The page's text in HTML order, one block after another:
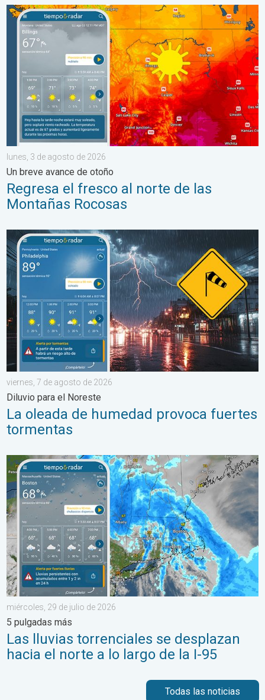
Regresa el fresco al norte de las Montañas Rocosas. Un
lunes, 3 de agosto de 2026
Un breve avance de otoño
Regresa el fresco al norte de las
Montañas Rocosas
La oleada de humedad provoca fuertes tormentas. Diluvio
viernes, 7 de agosto de 2026
Diluvio para el Noreste
La oleada de humedad provoca fuertes
tormentas
Las lluvias torrenciales se desplazan hacia el norte a lo
miércoles, 29 de julio de 2026
5 pulgadas más
Las lluvias torrenciales se desplazan
hacia el norte a lo largo de la I-95
Todas las noticias